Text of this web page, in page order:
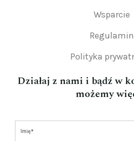
Wsparcie
Regulamin
Polityka
Działaj z nami i bądź w
możemy